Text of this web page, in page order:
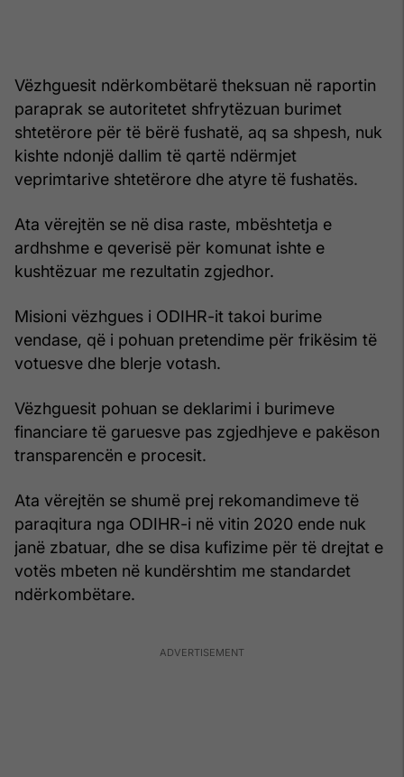
Vëzhguesit ndërkombëtarë theksuan në raportin
paraprak se autoritetet shfrytëzuan burimet
shtetërore për të bërë fushatë, aq sa shpesh, nuk
kishte ndonjë dallim të qartë ndërmjet
veprimtarive shtetërore dhe atyre të fushatës.
Ata vërejtën se në disa raste, mbështetja e
ardhshme e qeverisë për komunat ishte e
kushtëzuar me rezultatin zgjedhor.
Misioni vëzhgues i ODIHR-it takoi burime
vendase, që i pohuan pretendime për frikësim të
votuesve dhe blerje votash.
Vëzhguesit pohuan se deklarimi i burimeve
financiare të garuesve pas zgjedhjeve e pakëson
transparencën e procesit.
Ata vërejtën se shumë prej rekomandimeve të
paraqitura nga ODIHR-i në vitin 2020 ende nuk
janë zbatuar, dhe se disa kufizime për të drejtat e
votës mbeten në kundërshtim me standardet
ndërkombëtare.